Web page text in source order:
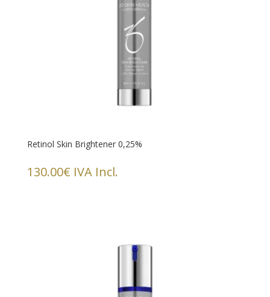
Retinol Skin Brightener 0,25%
130.00€ IVA Incl.